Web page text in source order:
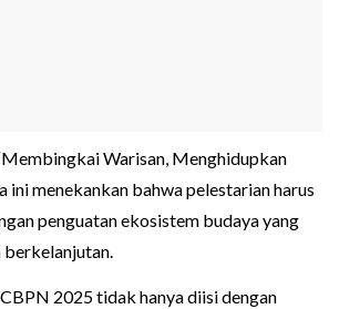
Warisan, Menghidupkan
ini menekankan bahwa pelestarian harus
penguatan ekosistem budaya yang
berkelanjutan.
2025 tidak hanya diisi dengan